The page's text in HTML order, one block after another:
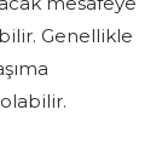
Genellikle